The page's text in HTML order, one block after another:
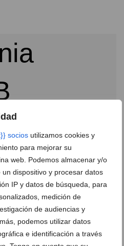
socios utilizamos cookies y
para mejorar su
web. Podemos almacenar y/o
dispositivo y procesar datos
IP y datos de búsqueda, para
medición de
de audiencias y
podemos utilizar datos
e identificación a través
juveniles del CD. Dénia